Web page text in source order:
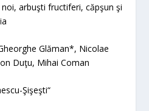
arbuşti fructiferi, căpşun şi
Glăman*, Nicolae
Duţu, Mihai Coman
Şişeşti“